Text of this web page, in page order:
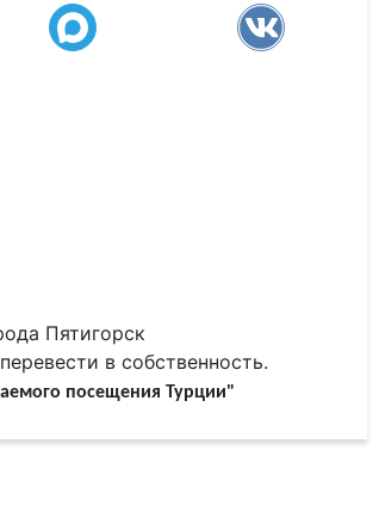
Пятигорск
в собственность.
посещения Турции"